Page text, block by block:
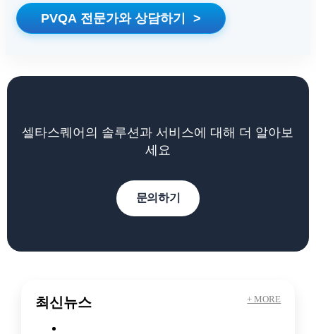
PVQA 전문가와 상담하기 >
셀타스퀘어의 솔루션과 서비스에 대해 더 알아보
세요
문의하기
최신뉴스 + MORE